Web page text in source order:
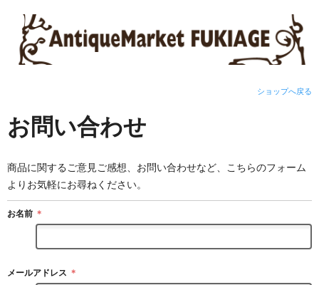
ショップへ戻る
お問い合わせ
商品に関するご意見ご感想、お問い合わせなど、こちらのフォーム
よりお気軽にお尋ねください。
お名前 ＊
メールアドレス ＊